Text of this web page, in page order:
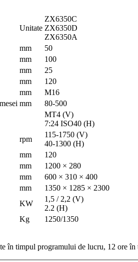
Unitate
ZX6350C
ZX6350D
ZX6350A
mm
50
mm
100
mm
25
mm
120
mm
M16
mm
80-500
MT4 (V)
7:24 ISO40 (H)
rpm
115-1750 (V)
40-1300 (H)
mm
120
mm
1200 × 280
mm
600 × 310 × 400
mm
1350 × 1285 × 2300
KW
1,5 / 2,2 (V)
2.2 (H)
Kg
1250/1350
în timpul programului de lucru, 12 ore